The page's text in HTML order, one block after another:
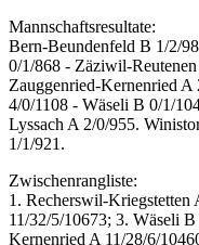
Mannschaftsresultate:
Bern-Beundenfeld B 1/2/
0/1/868 - Zäziwil-
Zauggenried-Kernenried
4/0/1108 - Wäseli B 0/1/
Lyssach A 2/0/955.
1/1/921.
Zwischenrangliste:
1. Recherswil-Kriegstetten
11/32/5/10673; 3. Wäseli
Kernenried A 11/28/6/